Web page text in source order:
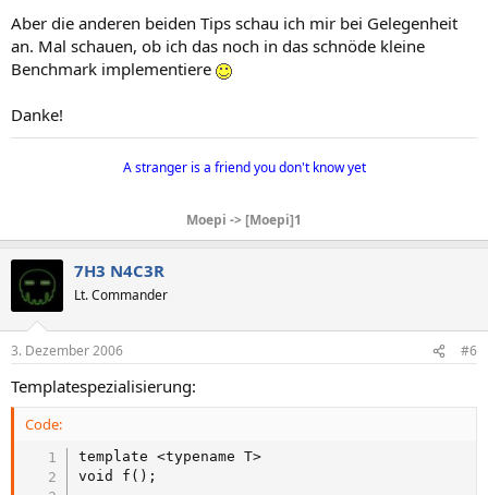
Aber die anderen beiden Tips schau ich mir bei Gelegenheit
an. Mal schauen, ob ich das noch in das schnöde kleine
Benchmark implementiere
Danke!
A stranger is a friend you don't know yet​
Moepi -> [Moepi]1
7H3 N4C3R
Lt. Commander
3. Dezember 2006 #6
Templatespezialisierung:
Code:
template <typename T>
void f();